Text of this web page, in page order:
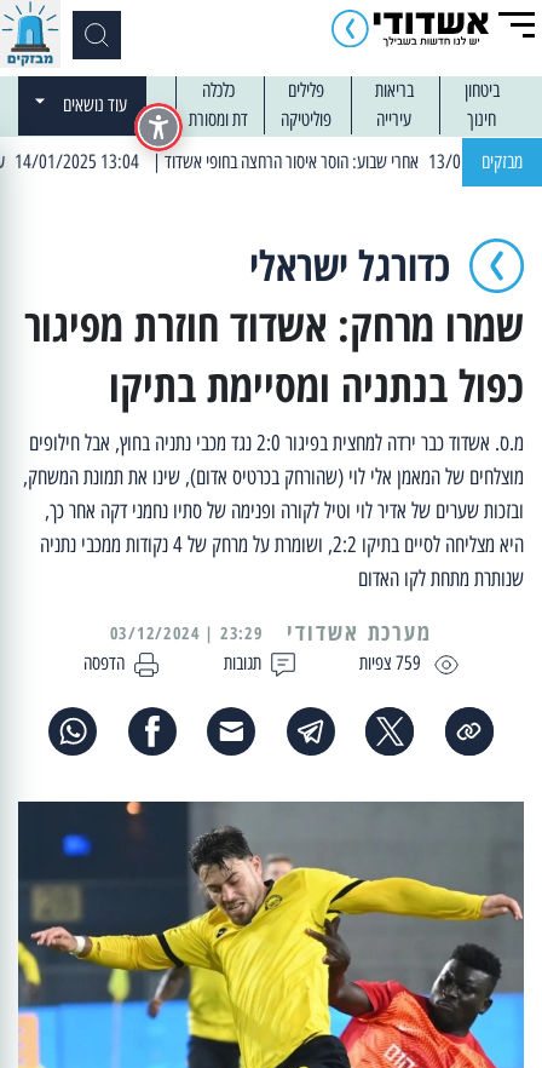
ביטחון בריאות פלילים
כלכלה
חינוך
עירייה פוליטיקה דת ומסורת
עוד נושאים
מבזקים | 13:04 14/01/2025 עובדים בלילות: עבודות קרצוף וריבוד אספלט
כדורגל ישראלי
שמרו מרחק: אשדוד חוזרת מפיגור
כפול בנתניה ומסיימת בתיקו
מ.ס. אשדוד כבר ירדה למחצית בפיגור 2:0 נגד מכבי נתניה בחוץ, אבל חילופים
מוצלחים של המאמן אלי לוי (שהורחק בכרטיס אדום), שינו את תמונת המשחק,
ובזכות שערים של אדיר לוי וטיל לקורה ופנימה של סתיו נחמני דקה אחר כך,
היא מצליחה לסיים בתיקו 2:2, ושומרת על מרחק של 4 נקודות ממכבי נתניה
שנותרת מתחת לקו האדום
759 צפיות תגובות הדפסה
מערכת אשדודי 23:29 | 03/12/2024